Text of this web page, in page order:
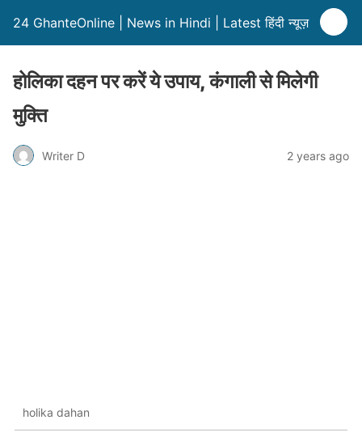
24 GhanteOnline | News in Hindi | Latest हिंदी न्यूज़
होलिका दहन पर करें ये उपाय, कंगाली से मिलेगी
मुक्ति
Writer D 2 years ago
holika dahan